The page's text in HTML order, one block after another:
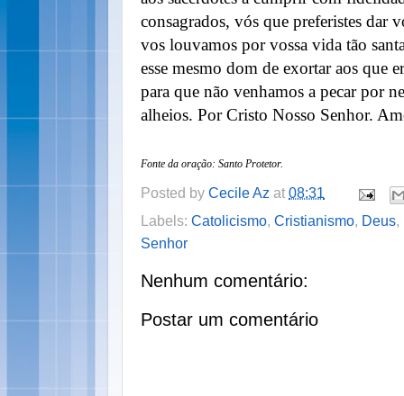
consagrados, vós que preferistes dar
vos louvamos por vossa vida tão
esse mesmo dom de exortar aos que
para que não venhamos a pecar por
alheios. Por Cristo Nosso Senhor.
Fonte da oração: Santo Protetor.
Posted by Cecile Az at 08:31
Labels: Catolicismo, Cristianismo, Deus,
Senhor
Nenhum comentário:
Postar um comentário